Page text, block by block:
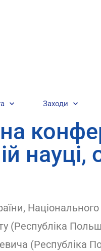
Заходи
науці,
(Республіка
(Республіка